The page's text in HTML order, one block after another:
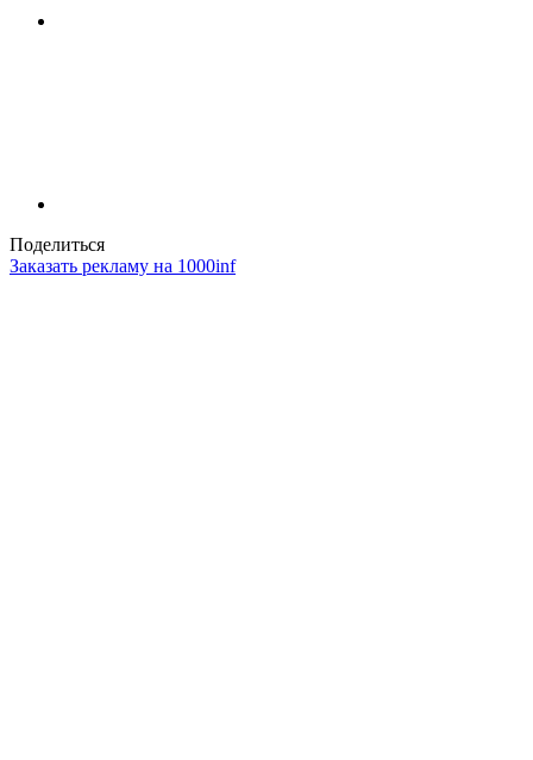
Поделиться
Заказать рекламу на 1000inf